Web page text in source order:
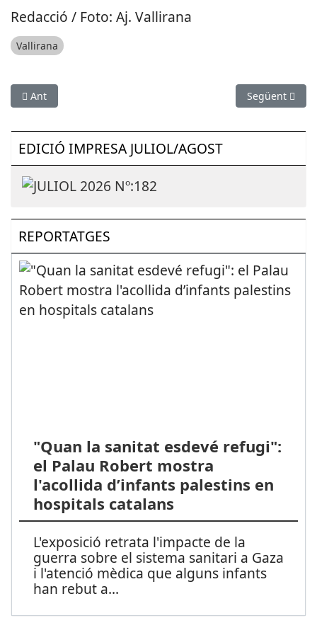
Redacció / Foto: Aj. Vallirana
Vallirana
Article anterior: ESPORTS (MOTOR, CAMPIONAT MÓN
Ant Article
Següent
EDICIÓ IMPRESA JULIOL/AGOST
REPORTATGES
"Quan la sanitat esdevé refugi":
el Palau Robert mostra
l'acollida d’infants palestins en
hospitals catalans
L'exposició retrata l'impacte de la
guerra sobre el sistema sanitari a Gaza
i l'atenció mèdica que alguns infants
han rebut a...